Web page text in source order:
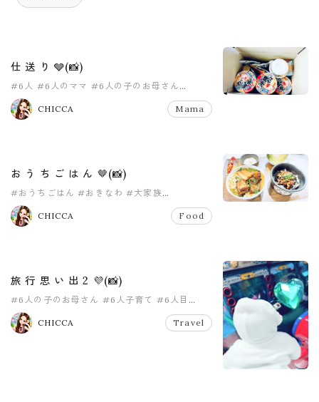
仕 送 り 🩶(📸)
#6人 #6人のママ #6人の子のお母さん
#8人家族
CHICCA
Mama
お う ち ご は ん 🤎(📸)
#おうちごはん #おきなわ #大家族
#大家族ごはん
#女の子育児中
CHICCA
Food
旅 行 思 い 出 2 💜(📸)
#6人の子のお母さん #6人子育て #6人目
#PR
CHICCA
Travel